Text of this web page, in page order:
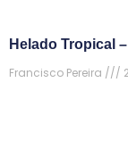
Helado Tropical
Francisco Pereira